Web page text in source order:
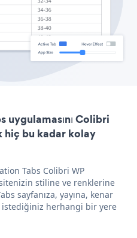
Colibri
hiç bu kadar kolay
Tabs Colibri WP
stiline ve renklerine
sayfanıza, yayına, kenar
herhangi bir yere